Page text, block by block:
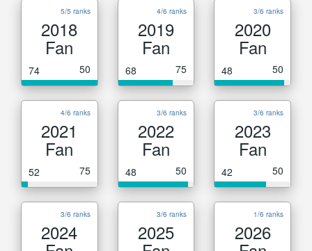
5/5 ranks
2018
Fan
74 50
4/6 ranks
2019
Fan
68 75
3/6 ranks
2020
Fan
48 50
4/6 ranks
2021
Fan
52 75
3/6 ranks
2022
Fan
48 50
3/6 ranks
2023
Fan
42 50
3/6 ranks
2024
3/6 ranks
2025
1/6 ranks
2026